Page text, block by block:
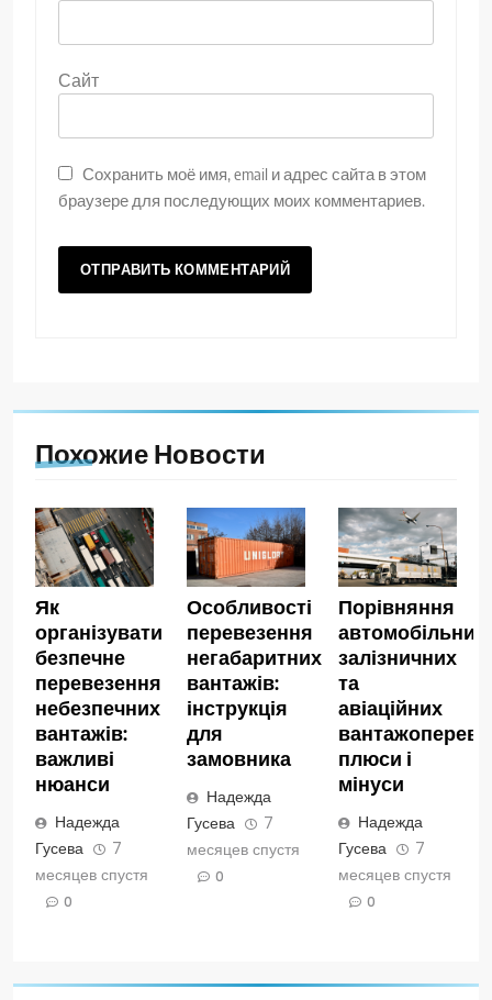
Сайт
Сохранить моё имя, email и адрес сайта в этом
браузере для последующих моих комментариев.
Похожие Новости
Як
організувати
безпечне
перевезення
небезпечних
вантажів:
важливі
нюанси
Надежда
Гусева
7
месяцев спустя
0
Особливості
перевезення
негабаритних
вантажів:
інструкція
для
замовника
Надежда
Гусева
7
месяцев спустя
0
Порівняння
автомобільних,
залізничних
та
авіаційних
плюси і
мінуси
Надежда
Гусева
7
месяцев спустя
0